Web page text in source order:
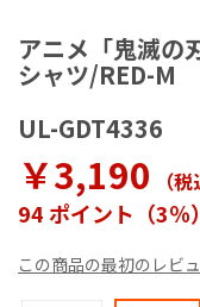
アニメ「鬼滅
シャツ/RED-M
UL-GDT4336
￥3,190 （
94 ポイント（3％）
この商品の最初のレビ
メ
ー
ジ
ャ
リ
ー
の
初